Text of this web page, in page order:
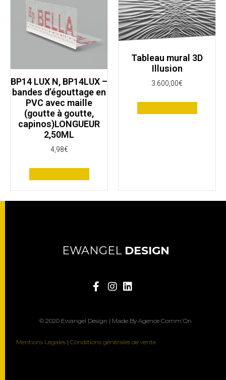
BP14 LUX N, BP14LUX –
bandes d’égouttage en
PVC avec maille
(goutte à goutte,
capinos)LONGUEUR
2,50ML
4,98€
Tableau mural 3D
Illusion
3.600,00€
EWANGEL DESIGN
© 2020 Ewangel Design | Made By Agence Comm'On
Mentions Légales |Conditions générales de vente